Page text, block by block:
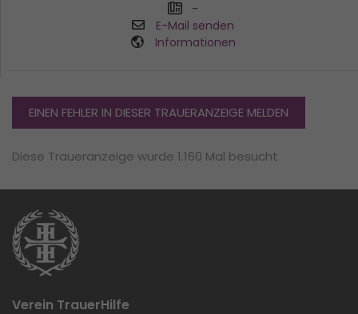
-
E-Mail senden
Informationen
EINEN FEHLER IN DIESER TRAUERANZEIGE MELDEN
Diese Traueranzeige wurde 1.160 Mal besucht
Verein TrauerHilfe